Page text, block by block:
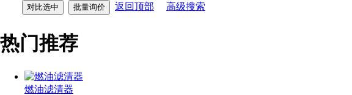
返回顶部 高级搜索
热门推荐
燃油滤清器